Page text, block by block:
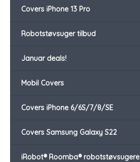
Covers iPhone 13 Pro
Robotstøvsuger tilbud
Januar deals!
Mobil Covers
Covers iPhone 6/6S/7/8/SE
Covers Samsung Galaxy S22
iRobot® Roomba® robotstøvsugere